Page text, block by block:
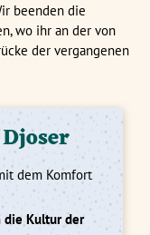
beenden die
wo ihr an der von
der vergangenen
dem Komfort
die Kultur der